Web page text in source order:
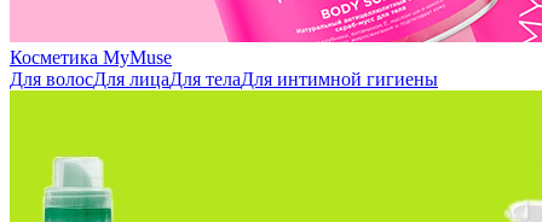
Косметика MyMuse
Для волосДля лицаДля телаДля интимной гигиены